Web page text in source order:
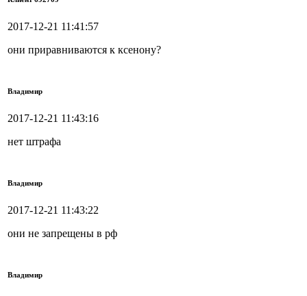
2017-12-21 11:41:57
они приравниваются к ксенону?
Владимир
2017-12-21 11:43:16
нет штрафа
Владимир
2017-12-21 11:43:22
они не запрещены в рф
Владимир